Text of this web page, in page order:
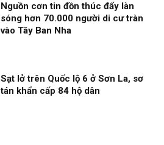
Nguồn cơn tin đồn thúc đẩy làn
sóng hơn 70.000 người di cư tràn
vào Tây Ban Nha
Sạt lở trên Quốc lộ 6 ở Sơn La, sơ
tán khẩn cấp 84 hộ dân